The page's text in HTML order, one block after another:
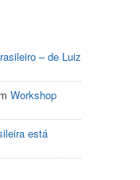
– de Luiz
Workshop
está